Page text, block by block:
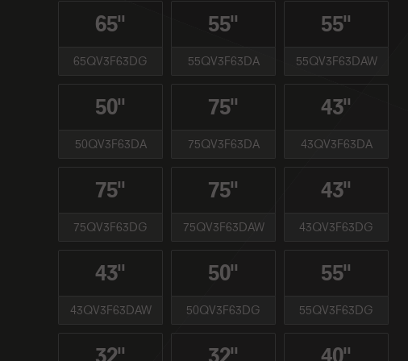
65''
65QV3F63DG
55''
55QV3F63DA
55''
55QV3F63DAW
50''
50QV3F63DA
75''
75QV3F63DA
43''
43QV3F63DA
75''
75QV3F63DG
75''
75QV3F63DAW
43''
43QV3F63DG
43''
43QV3F63DAW
50''
50QV3F63DG
55''
55QV3F63DG
32'' 32'' 40''